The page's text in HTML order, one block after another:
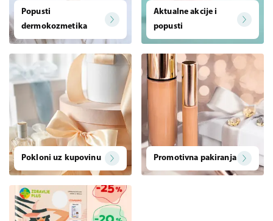
Popusti
dermokozmetika
Aktualne akcije i
popusti
Pokloni uz kupovinu Promotivna pakiranja